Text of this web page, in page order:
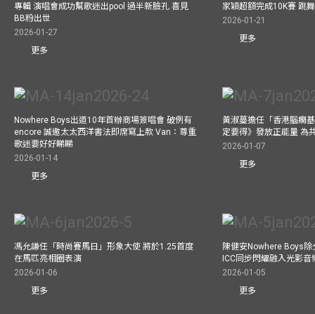
專輯 演唱會成功幫歌迷出pool 過半新臉孔 喜見
BB粉出世
2026-01-27
更多
家穎超額完成10K賽 跳
2026-01-21
更多
Nowhere Boys出道10年首辦商場簽唱會 破例有
encore 誠邀太太西洋書法即席寫上款 Van：尊重
歌迷要好好睇睇
2026-01-14
更多
黃淑蔓擔任「香港腦癇
定要得》發放正能量 為
2026-01-07
更多
馮允謙任「時尚賽馬日」形象大使 將於1.25首度
在馬匹亮相圈表演
2026-01-06
更多
陳健安Nowhere Boys
ICC同步閃耀融入光影音
2026-01-05
更多